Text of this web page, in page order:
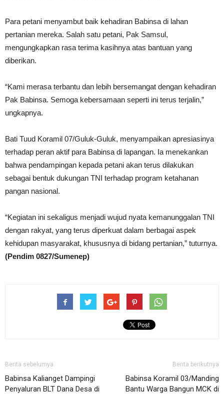
Para petani menyambut baik kehadiran Babinsa di lahan
pertanian mereka. Salah satu petani, Pak Samsul,
mengungkapkan rasa terima kasihnya atas bantuan yang
diberikan.
“Kami merasa terbantu dan lebih bersemangat dengan kehadiran
Pak Babinsa. Semoga kebersamaan seperti ini terus terjalin,”
ungkapnya.
Bati Tuud Koramil 07/Guluk-Guluk, menyampaikan apresiasinya
terhadap peran aktif para Babinsa di lapangan. Ia menekankan
bahwa pendampingan kepada petani akan terus dilakukan
sebagai bentuk dukungan TNI terhadap program ketahanan
pangan nasional.
“Kegiatan ini sekaligus menjadi wujud nyata kemanunggalan TNI
dengan rakyat, yang terus diperkuat dalam berbagai aspek
kehidupan masyarakat, khususnya di bidang pertanian,” tuturnya.
(Pendim 0827/Sumenep)
Berita sebelumya
Babinsa Kalianget Dampingi
Penyaluran BLT Dana Desa di
Berita berikutnya
Babinsa Koramil 03/Manding
Bantu Warga Bangun MCK di